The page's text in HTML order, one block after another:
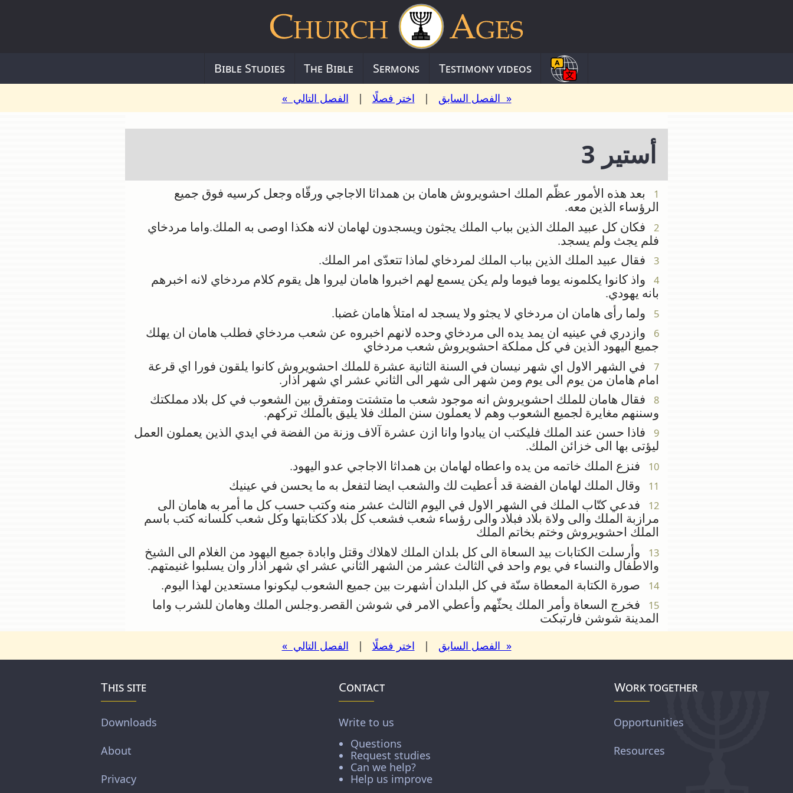
Bible Studies The Bible Sermons Testimony videos
« الفصل السابق | اختر فصلًا | الفصل التالي »
أستير 3
1
بعد هذه الأمور عظّم الملك احشويروش هامان بن همداثا الاجاجي ورقّاه وجعل كرسيه فوق جميع
الرؤساء الذين معه.
2
فكان كل عبيد الملك الذين بباب الملك يجثون ويسجدون لهامان لانه هكذا اوصى به الملك.واما مردخاي
فلم يجث ولم يسجد.
3 فقال عبيد الملك الذين بباب الملك لمردخاي لماذا تتعدّى امر الملك.
4
واذ كانوا يكلمونه يوما فيوما ولم يكن يسمع لهم اخبروا هامان ليروا هل يقوم كلام مردخاي لانه اخبرهم
بانه يهودي.
5 ولما رأى هامان ان مردخاي لا يجثو ولا يسجد له امتلأ هامان غضبا.
6
وازدري في عينيه ان يمد يده الى مردخاي وحده لانهم اخبروه عن شعب مردخاي فطلب هامان ان يهلك
جميع اليهود الذين في كل مملكة احشويروش شعب مردخاي
7
في الشهر الاول اي شهر نيسان في السنة الثانية عشرة للملك احشويروش كانوا يلقون فورا اي قرعة
امام هامان من يوم الى يوم ومن شهر الى شهر الى الثاني عشر اي شهر اذار.
8
فقال هامان للملك احشويروش انه موجود شعب ما متشتت ومتفرق بين الشعوب في كل بلاد مملكتك
وسننهم مغايرة لجميع الشعوب وهم لا يعملون سنن الملك فلا يليق بالملك تركهم.
9
فاذا حسن عند الملك فليكتب ان يبادوا وانا ازن عشرة آلاف وزنة من الفضة في ايدي الذين يعملون العمل
ليؤتى بها الى خزائن الملك.
10 فنزع الملك خاتمه من يده واعطاه لهامان بن همداثا الاجاجي عدو اليهود.
11 وقال الملك لهامان الفضة قد أعطيت لك والشعب ايضا لتفعل به ما يحسن في عينيك
12
فدعي كتّاب الملك في الشهر الاول في اليوم الثالث عشر منه وكتب حسب كل ما أمر به هامان الى
مرازبة الملك والى ولاة بلاد فبلاد والى رؤساء شعب فشعب كل بلاد ككتابتها وكل شعب كلسانه كتب باسم
الملك احشويروش وختم بخاتم الملك
13
وأرسلت الكتابات بيد السعاة الى كل بلدان الملك لاهلاك وقتل وابادة جميع اليهود من الغلام الى الشيخ
والاطفال والنساء في يوم واحد في الثالث عشر من الشهر الثاني عشر اي شهر اذار وان يسلبوا غنيمتهم.
14 صورة الكتابة المعطاة سنّة في كل البلدان أشهرت بين جميع الشعوب ليكونوا مستعدين لهذا اليوم.
15
فخرج السعاة وأمر الملك يحثّهم وأعطي الامر في شوشن القصر.وجلس الملك وهامان للشرب واما
المدينة شوشن فارتبكت
« الفصل السابق | اختر فصلًا | الفصل التالي »
This site
Downloads
About
Privacy
Contact
Write to us
Questions
Request studies
Can we help?
Help us improve
Work together
Opportunities
Resources